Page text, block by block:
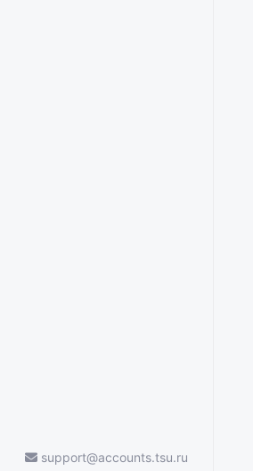
support@accounts.tsu.ru